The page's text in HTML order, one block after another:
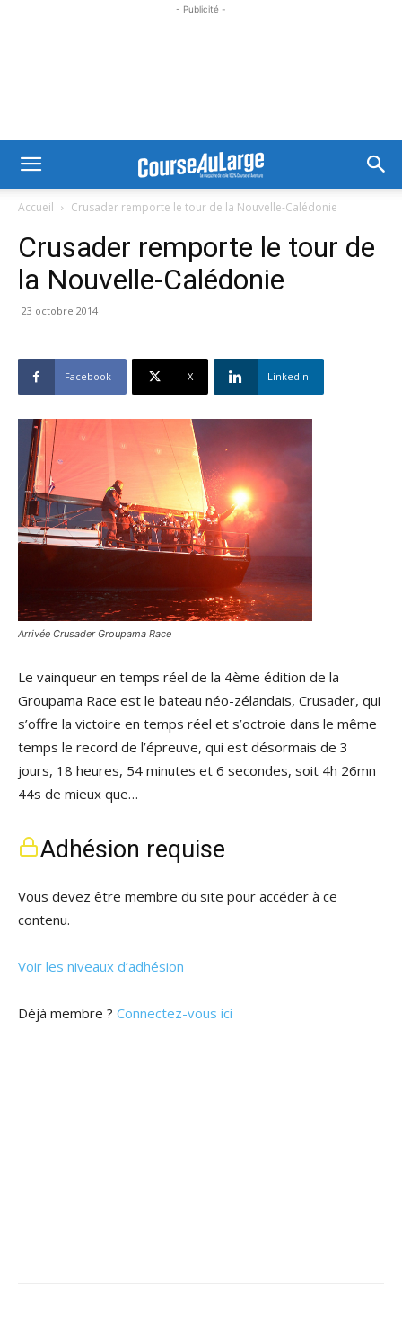
- Publicité -
Accueil Crusader remporte le tour de la Nouvelle-Calédonie
Crusader remporte le tour de
la Nouvelle-Calédonie
23 octobre 2014
Facebook X Linkedin
Arrivée Crusader Groupama Race
Le vainqueur en temps réel de la 4ème édition de la
Groupama Race est le bateau néo-zélandais, Crusader, qui
s’offre la victoire en temps réel et s’octroie dans le même
temps le record de l’épreuve, qui est désormais de 3
jours, 18 heures, 54 minutes et 6 secondes, soit 4h 26mn
44s de mieux que…
Adhésion requise
Vous devez être membre du site pour accéder à ce
contenu.
Voir les niveaux d’adhésion
Déjà membre ? Connectez-vous ici